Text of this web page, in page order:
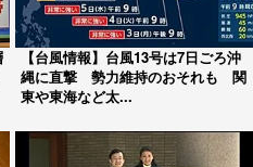
【台風情報】台風13号は7日ごろ沖
縄に直撃 勢力維持のおそれも 関
東や東海など太...